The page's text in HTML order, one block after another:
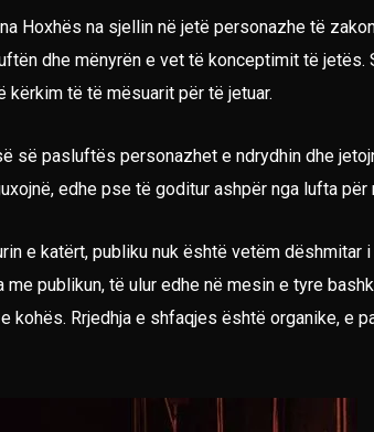
Hoxhës na sjellin në jetë personazhe të
dhe mënyrën e vet të konceptimit të
të të mësuarit për të jetuar.
së pasluftës personazhet e ndrydhin dhe
edhe pse të goditur ashpër nga lufta për
e katërt, publiku nuk është vetëm
me publikun, të ulur edhe në mesin e tyre
kohës. Rrjedhja e shfaqjes është organike, e